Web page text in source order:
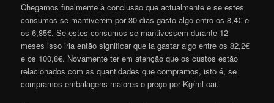
Chegamos finalmente à conclusão que actualmente e se estes
consumos se mantiverem por 30 dias gasto algo entro os 8,4€ e
os 6,85€. Se estes consumos se mantivessem durante 12
meses isso iria então significar que ia gastar algo entre os 82,2€
e os 100,8€. Novamente ter em atenção que os custos estão
relacionados com as quantidades que compramos, isto é, se
compramos embalagens maiores o preço por Kg/ml cai.